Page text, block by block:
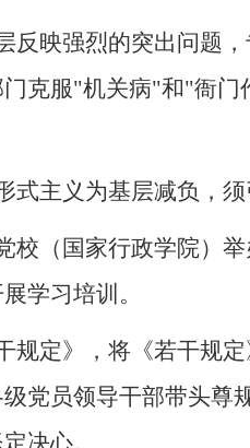
反映强烈的突出问题
克服"机关病"和"衙
式主义为基层减负，
校（国家行政学院）
学习培训。
规定》，将《若干规
党员领导干部带头尊
决心。